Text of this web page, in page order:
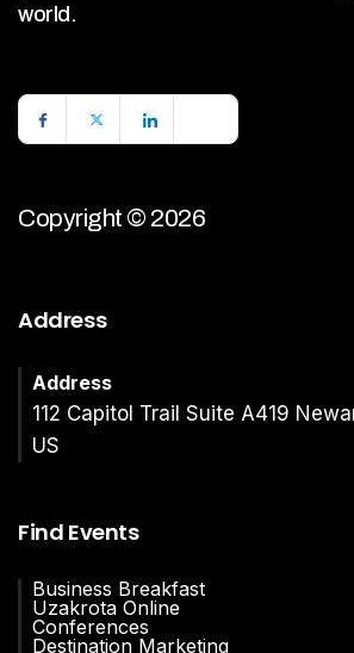
world.
Copyright © 2026
Address
Address
112 Capitol Trail Suite A419
US
Find Events
Business Breakfast
Uzakrota Online
Conferences
Destination Marketing